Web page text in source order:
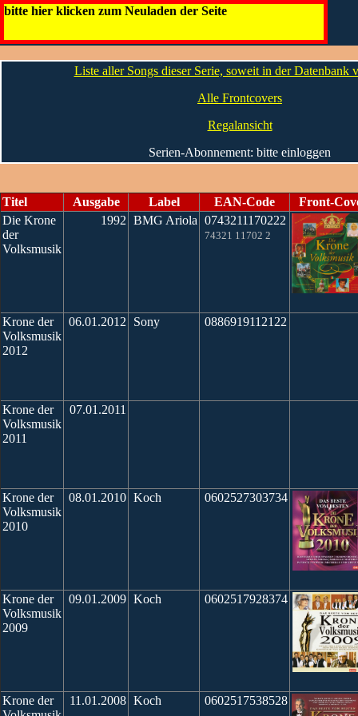
bitte hier klicken zum Neuladen der Seite
Krone der Volksmusik
Liste aller Songs dieser Serie, soweit in der Datenbank
Alle Frontcovers
Regalansicht
Serien-Abonnement: bitte einloggen
Titel Ausgabe Label EAN-Code
Front-
Die Krone
der
Volksmusik
1992 BMG Ariola 0743211170222
74321 11702 2
Krone der
Volksmusik
2012
06.01.2012 Sony 0886919112122
Krone der
Volksmusik
2011
07.01.2011
Krone der
Volksmusik
2010
08.01.2010 Koch 0602527303734
Krone der
Volksmusik
2009
09.01.2009 Koch 0602517928374
Krone der
11.01.2008 Koch 0602517538528